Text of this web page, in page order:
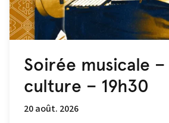
Soirée musicale –
culture – 19h30
20 août. 2026